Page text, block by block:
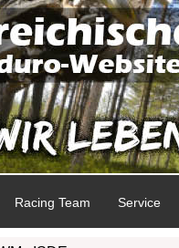
Racing Team Service